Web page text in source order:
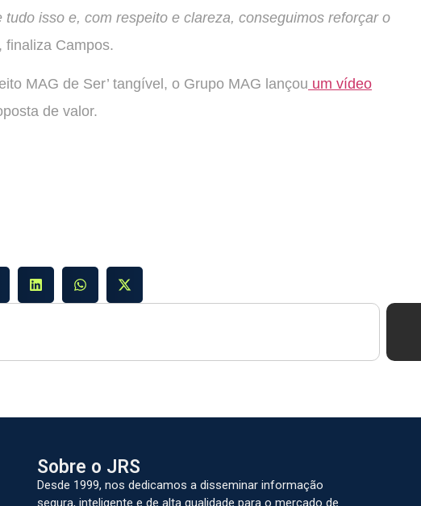
isso e, com respeito e clareza, conseguimos reforçar o
finaliza Campos.
MAG de Ser’ tangível, o Grupo MAG lançou um vídeo
de valor.
Sobre o JRS
Desde 1999, nos dedicamos a disseminar informação
segura, inteligente e de alta qualidade para o mercado de